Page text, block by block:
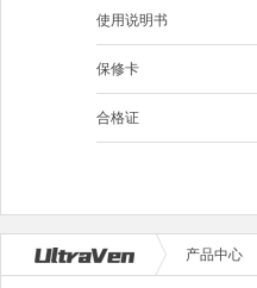
使用说明书
保修卡
合格证
产品中心